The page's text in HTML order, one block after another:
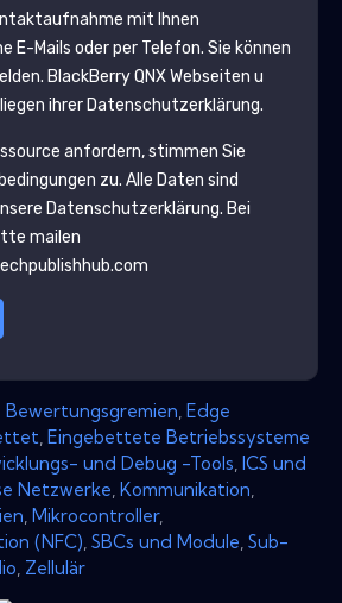
mit Ihnen
E-Mails oder per Telefon. Sie können
BlackBerry QNXWebseiten u
ihrer Datenschutzerklärung.
anfordern, stimmen Sie
zu. Alle Daten sind
Datenschutzerklärung. Bei
mailen
Bewertungsgremien Edge
Eingebettete Betriebssysteme
und Debug -Tools ICS und
Netzwerke Kommunikation
Mikrocontroller,
(NFC) SBCs und Module Sub-
Zellulär